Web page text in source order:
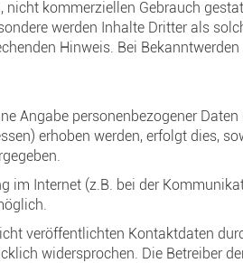
kommerziellen Gebrauch
werden Inhalte Dritter als
Hinweis. Bei
Angabe personenbezogener
erhoben werden, erfolgt dies,
im Internet (z.B. bei der
veröffentlichten Kontaktdaten
widersprochen. Die Betreiber